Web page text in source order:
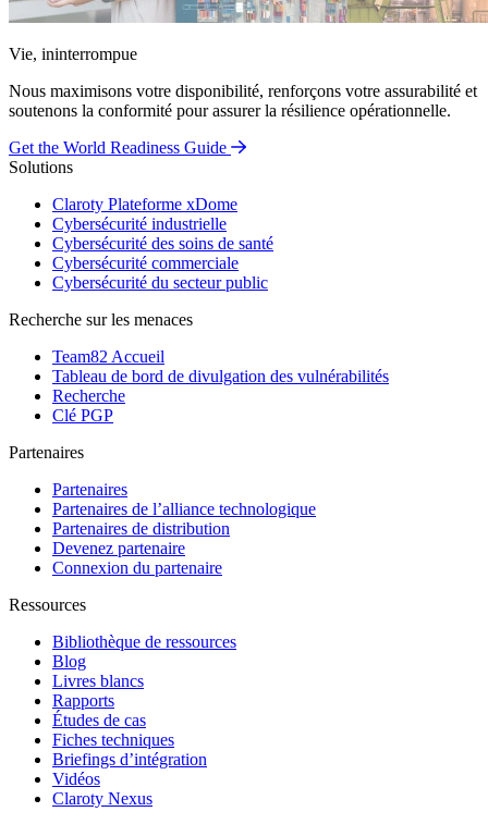
Vie, ininterrompue
Nous maximisons votre disponibilité, renforçons votre assurabilité et
soutenons la conformité pour assurer la résilience opérationnelle.
Get the World Readiness Guide
Solutions
Claroty Plateforme xDome
Cybersécurité industrielle
Cybersécurité des soins de santé
Cybersécurité commerciale
Cybersécurité du secteur public
Recherche sur les menaces
Team82 Accueil
Tableau de bord de divulgation des vulnérabilités
Recherche
Clé PGP
Partenaires
Partenaires
Partenaires de l’alliance technologique
Partenaires de distribution
Devenez partenaire
Connexion du partenaire
Ressources
Bibliothèque de ressources
Blog
Livres blancs
Rapports
Études de cas
Fiches techniques
Briefings d’intégration
Vidéos
Claroty Nexus